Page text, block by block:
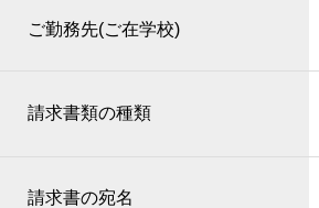
ご勤務先(ご在学校)
請求書類の種類
請求書の宛名